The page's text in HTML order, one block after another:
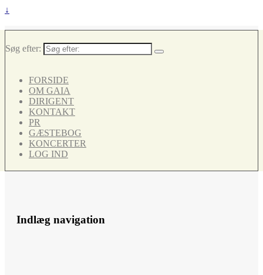
↓
Søg efter:
FORSIDE
OM GAIA
DIRIGENT
KONTAKT
PR
GÆSTEBOG
KONCERTER
LOG IND
Indlæg navigation